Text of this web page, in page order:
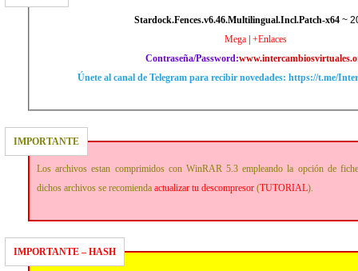
Stardock.Fences.v6.46.Multilingual.Incl.Patch-x64~
Mega +Enlaces
Contraseña/Password:
Únete al canal de Telegram para recibir novedades: https://t.me/
IMPORTANTE
Los archivos estan comprimidos con WinRAR 5.3 empleando la opción de
dichos archivos se recomienda actualizar tu descompresor (TUTORIAL).
IMPORTANTE – HASH